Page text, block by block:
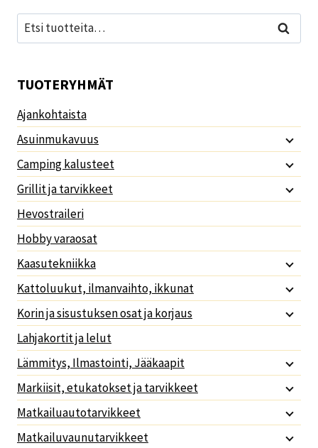
Etsi: Haku
TUOTERYHMÄT
Ajankohtaista
Asuinmukavuus
Camping kalusteet
Grillit ja tarvikkeet
Hevostraileri
Hobby varaosat
Kaasutekniikka
Kattoluukut, ilmanvaihto, ikkunat
Korin ja sisustuksen osat ja korjaus
Lahjakortit ja lelut
Lämmitys, Ilmastointi, Jääkaapit
Markiisit, etukatokset ja tarvikkeet
Matkailuautotarvikkeet
Matkailuvaunutarvikkeet